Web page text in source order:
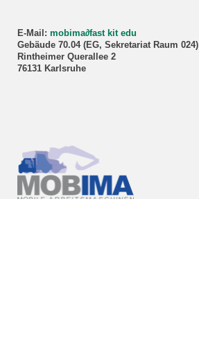
E-Mail: mobima∂fast kit edu
Gebäude 70.04 (EG, Sekretariat Raum 024)
Rintheimer Querallee 2
76131 Karlsruhe